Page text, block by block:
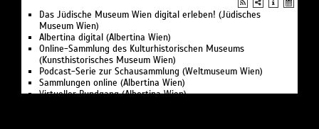
Das Jüdische Museum Wien digital erleben! (Jüdisches
Museum Wien)
Albertina digital (Albertina Wien)
Online-Sammlung des Kulturhistorischen Museums
(Kunsthistorisches Museum Wien)
Podcast-Serie zur Schausammlung (Weltmuseum Wien)
Sammlungen online (Albertina Wien)
Virtueller Rundgang (Albertina Wien)